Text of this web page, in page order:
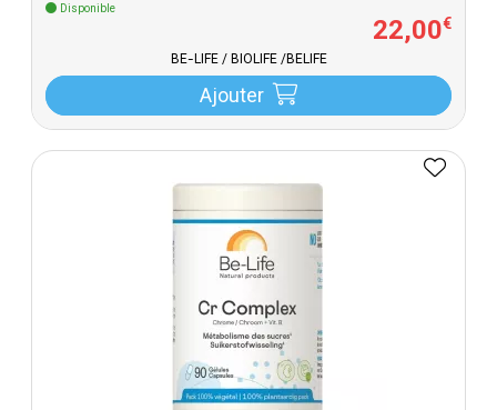
Disponible
22,00€
BE-LIFE / BIOLIFE /BELIFE
Ajouter